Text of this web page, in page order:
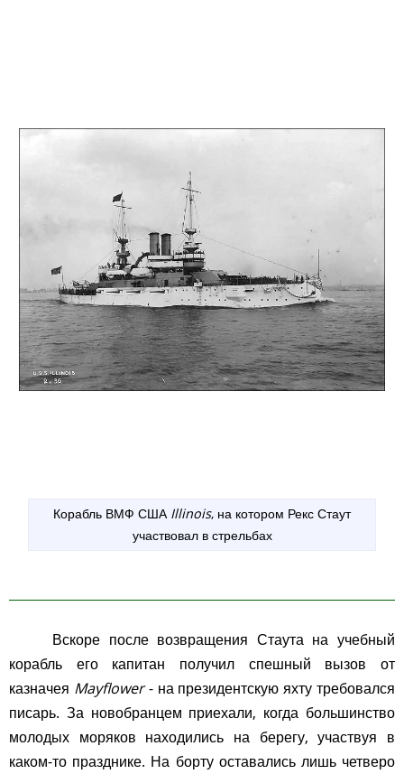
Корабль ВМФ США Illinois, на котором Рекс Стаут
участвовал в стрельбах
Вскоре после возвращения Стаута на учебный
корабль его капитан получил спешный вызов от
казначея Mayflower- на президентскую яхту требовался
писарь. За новобранцем приехали, когда большинство
молодых моряков находились на берегу, участвуя в
каком-то празднике. На борту оставались лишь четверо